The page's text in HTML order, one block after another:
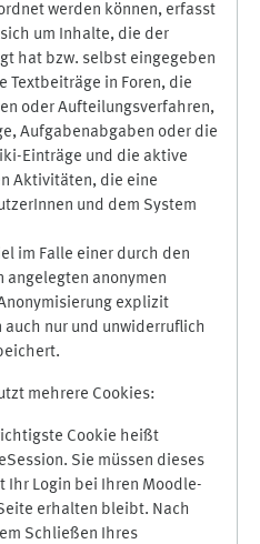
werden können, erfasst
um Inhalte, die der
hat bzw. selbst eingegeben
Textbeiträge in Foren, die
oder Aufteilungsverfahren,
Aufgabenabgaben oder die
Einträge und die aktive
Aktivitäten, die eine
und dem System
im Falle einer durch den
anonymen
explizit
nur und unwiderruflich
mehrere Cookies:
Cookie heißt
Sie müssen dieses
Ihr Login bei Ihren Moodle-
erhalten bleibt. Nach
Schließen Ihres